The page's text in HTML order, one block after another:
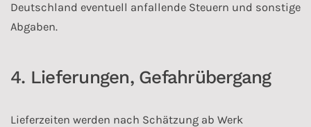
Deutschland eventuell anfallende Steuern und sonstige
Abgaben.
4. Lieferungen, Gefahrübergang
Lieferzeiten werden nach Schätzung ab Werk